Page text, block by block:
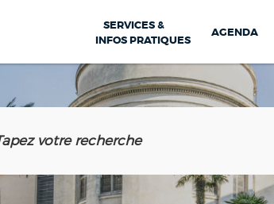
SERVICES &
INFOS PRATIQUES
AGENDA